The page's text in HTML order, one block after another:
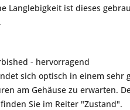
Langlebigkeit ist dieses
- hervorragend
sich optisch in einem
am Gehäuse zu erwarten.
Sie im Reiter "Zustand".